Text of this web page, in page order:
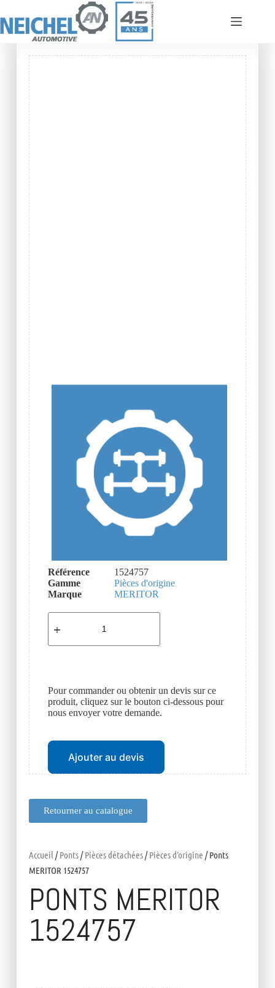
Retourner au catalogue
Accueil /Ponts/Pièces détachées/Pièces d'origine / Ponts
MERITOR 1524757
PONTS MERITOR
1524757
Référence
1524757
Gamme
Pièces d'origine
Marque
MERITOR
Pour commander ou obtenir un devis sur ce
produit, cliquez sur le bouton ci-dessous pour
nous envoyer votre demande.
Ajouter au devis